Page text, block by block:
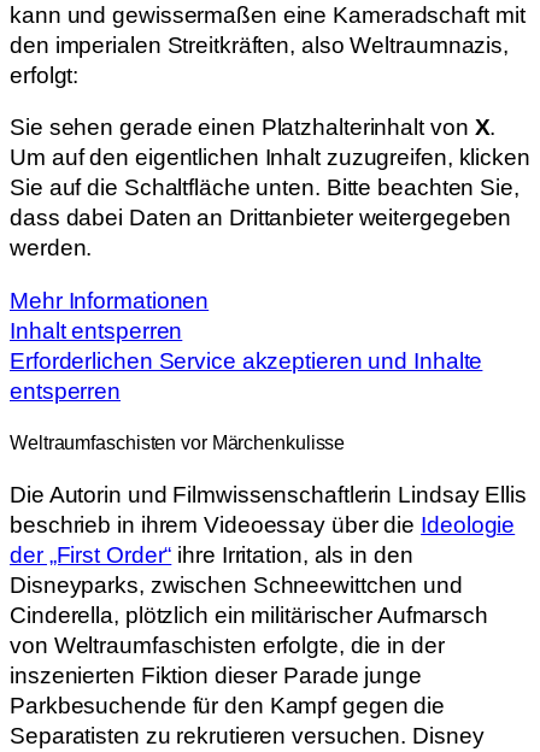
kann und gewissermaßen eine Kameradschaft mit
den imperialen Streitkräften, also Weltraumnazis,
erfolgt:
Sie sehen gerade einen Platzhalterinhalt von X.
Um auf den eigentlichen Inhalt zuzugreifen, klicken
Sie auf die Schaltfläche unten. Bitte beachten Sie,
dass dabei Daten an Drittanbieter weitergegeben
werden.
Mehr Informationen
Inhalt entsperren
Erforderlichen Service akzeptieren und Inhalte
entsperren
Weltraumfaschisten vor Märchenkulisse
Die Autorin und Filmwissenschaftlerin Lindsay Ellis
beschrieb in ihrem Videoessay über die Ideologie
der „First Order“ ihre Irritation, als in den
Disneyparks, zwischen Schneewittchen und
Cinderella, plötzlich ein militärischer Aufmarsch
von Weltraumfaschisten erfolgte, die in der
inszenierten Fiktion dieser Parade junge
Parkbesuchende für den Kampf gegen die
Separatisten zu rekrutieren versuchen. Disney